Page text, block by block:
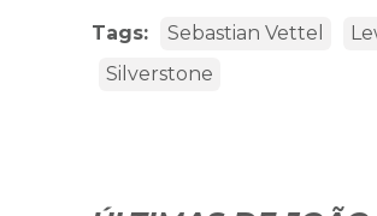
Tags: Sebastian Vettel
Silverstone